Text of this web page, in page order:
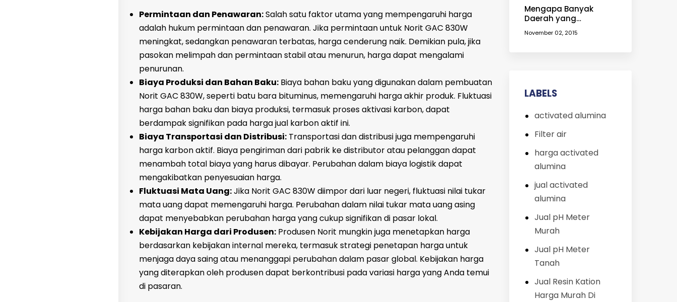
Permintaan dan Penawaran:Salah satu faktor utama yang mempengaruhi harga
adalah hukum permintaan dan penawaran. Jika permintaan untuk Norit GAC 830W
meningkat, sedangkan penawaran terbatas, harga cenderung naik. Demikian pula, jika
pasokan melimpah dan permintaan stabil atau menurun, harga dapat mengalami
penurunan.
Biaya Produksi dan Bahan Baku: Biaya bahan baku yang digunakan dalam pembuatan
Norit GAC 830W, seperti batu bara bituminus, memengaruhi harga akhir produk. Fluktuasi
harga bahan baku dan biaya produksi, termasuk proses aktivasi karbon, dapat
berdampak signifikan pada harga jual karbon aktif ini.
Biaya Transportasi dan Distribusi: Transportasi dan distribusi juga mempengaruhi
harga karbon aktif. Biaya pengiriman dari pabrik ke distributor atau pelanggan dapat
menambah total biaya yang harus dibayar. Perubahan dalam biaya logistik dapat
mengakibatkan penyesuaian harga.
Fluktuasi Mata Uang:Jika Norit GAC 830W diimpor dari luar negeri, fluktuasi nilai tukar
mata uang dapat memengaruhi harga. Perubahan dalam nilai tukar mata uang asing
dapat menyebabkan perubahan harga yang cukup signifikan di pasar lokal.
Kebijakan Harga dari Produsen: Produsen Norit mungkin juga menetapkan harga
berdasarkan kebijakan internal mereka, termasuk strategi penetapan harga untuk
menjaga daya saing atau menanggapi perubahan dalam pasar global. Kebijakan harga
yang diterapkan oleh produsen dapat berkontribusi pada variasi harga yang Anda temui
di pasaran.
Mengapa Banyak
Daerah yang
Filter Air untuk
November 02, 2015
LABELS
activated alumina
Filter air
harga activated
alumina
jual activated
alumina
Jual pH Meter
Murah
Jual pH Meter
Tanah
Jual Resin Kation
Harga Murah Di